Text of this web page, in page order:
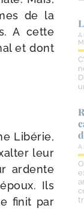
de la
A cette
et dont
Libérie,
leur
ardente
Ils
finit par